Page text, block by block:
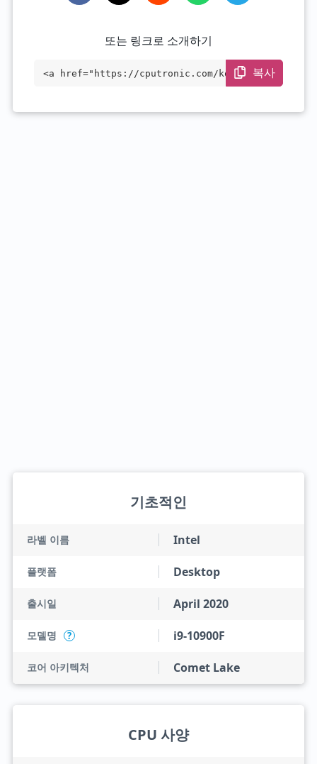
또는 링크로 소개하기
<a href="https://cputronic.com/ko/cpu/in
복사
기초적인
라벨 이름 Intel
플랫폼 Desktop
출시일 April 2020
모델명 ? i9-10900F
코어 아키텍처 Comet Lake
CPU 사양